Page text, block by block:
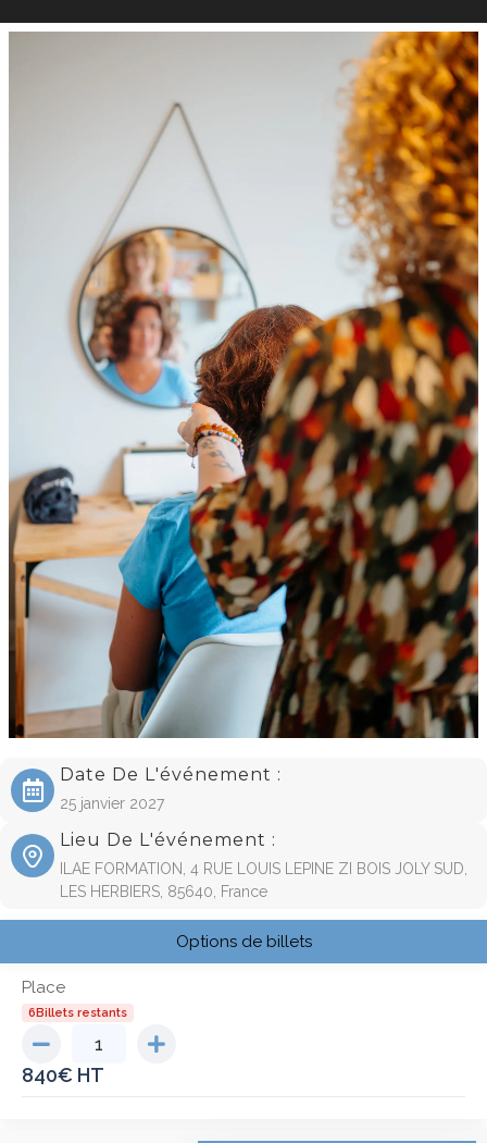
Date De L'événement :
25 janvier 2027
Lieu De L'événement :
ILAE FORMATION, 4 RUE LOUIS LEPINE ZI BOIS JOLY SUD,
LES HERBIERS, 85640, France
Options de billets
Place
6Billets restants
840€